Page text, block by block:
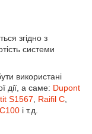
згідно з
системи
використані
дії, а саме: Dupont
S1567 Raifil C
і т.д.